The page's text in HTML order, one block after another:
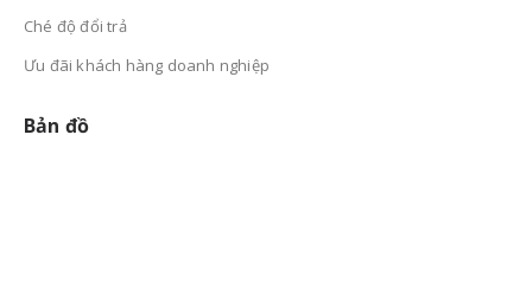
Ché độ đổi trả
Ưu đãi khách hàng doanh nghiệp
Bản đồ